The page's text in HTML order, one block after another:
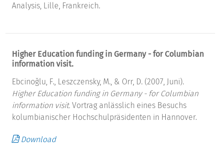
Analysis, Lille, Frankreich.
Higher Education funding in Germany - for Columbian
information visit.
Ebcinoğlu, F., Leszczensky, M., & Orr, D. (2007, Juni).
Higher Education funding in Germany - for Columbian
information visit. Vortrag anlässlich eines Besuchs
kolumbianischer Hochschulpräsidenten in Hannover.
Download